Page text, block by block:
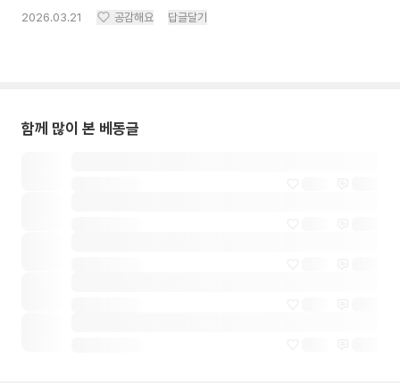
2026.03.21 공감해요 답글달기
함께 많이 본 베동글